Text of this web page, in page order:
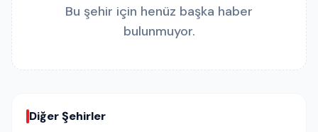
Bu şehir için henüz başka haber
bulunmuyor.
Diğer Şehirler